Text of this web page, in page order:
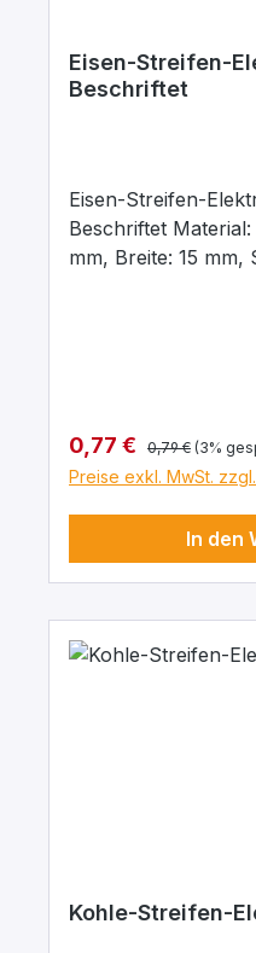
Eisen-Streifen-
Beschriftet
Eisen-Streifen-
Beschriftet
mm, Breite: 15 mm,
Verkaufspreis:
0,77 € Regulärer Preis:
0,79 € (3%
Preise exkl. MwSt.
In den
Kohle-Streifen-